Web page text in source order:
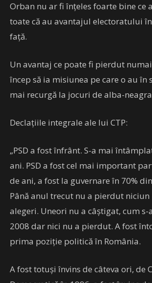
Orban nu ar fi înțeles foarte bine ce
toate că au avantajul electoratului
față.
Un avantaj ce poate fi pierdut
încep să ia misiunea pe care o au în
mai recurgă la jocuri de alba-
Declațiile integrale ale lui CTP:
„PSD a fost înfrânt. S-a mai
ani. PSD a fost cel mai important
de ani, a fost la guvernare în 70%
Până anul trecut nu a pierdut niciun
alegeri. Uneori nu a câștigat, cum
2008 dar nici nu a pierdut. A fost
prima poziție politică în România.
A fost totuși învins de câteva ori, de